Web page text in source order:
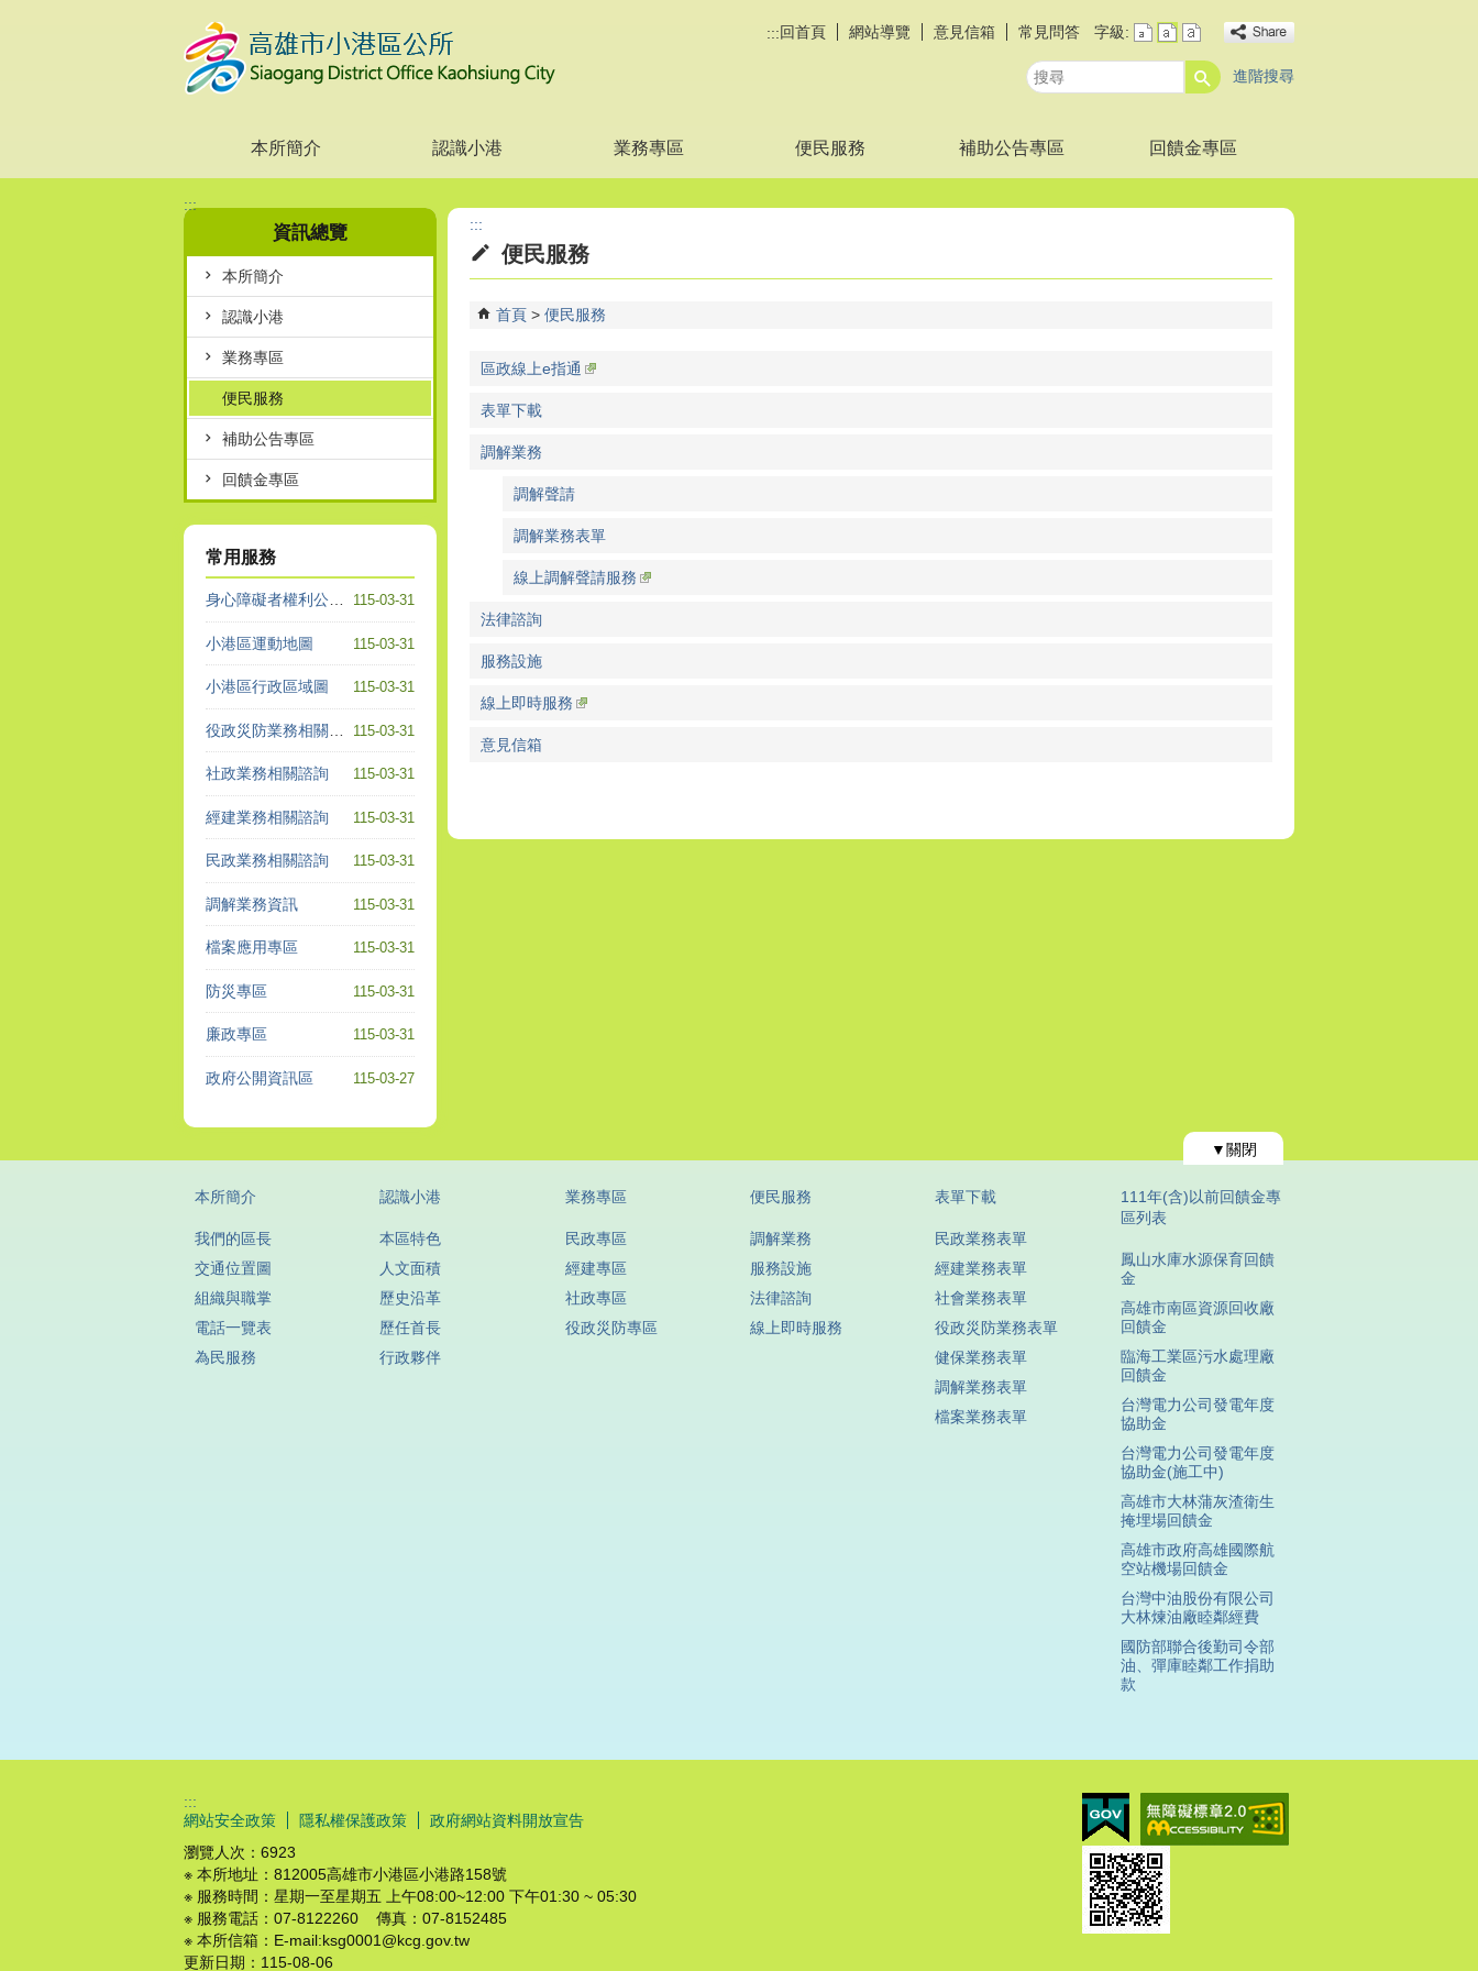
:::回首頁 網站導覽 意見信箱 常見問答 字級:
搜
進階搜尋
本所簡介 認識小港 業務專區 便民服務 補助公告專區 回饋金專區
:::
資訊總覽
本所簡介
認識小港
業務專區
便民服務
補助公告專區
回饋金專區
常用服務
115-03-31
身心障礙者權利公約專區
115-03-31
小港區運動地圖
115-03-31
小港區行政區域圖
115-03-31
役政災防業務相關諮詢
115-03-31
社政業務相關諮詢
115-03-31
經建業務相關諮詢
115-03-31
民政業務相關諮詢
115-03-31
調解業務資訊
115-03-31
檔案應用專區
115-03-31
防災專區
115-03-31
廉政專區
115-03-27
政府公開資訊區
:::
便民服務
首頁 便民服務
區政線上e指通
表單下載
調解業務
調解聲請
調解業務表單
線上調解聲請服務
法律諮詢
服務設施
線上即時服務
意見信箱
▼關閉
本所簡介
我們的區長
交通位置圖
組織與職掌
電話一覽表
為民服務
認識小港
本區特色
人文面積
歷史沿革
歷任首長
行政夥伴
業務專區
民政專區
經建專區
社政專區
役政災防專區
便民服務
調解業務
服務設施
法律諮詢
線上即時服務
表單下載
民政業務表單
經建業務表單
社會業務表單
役政災防業務表單
健保業務表單
調解業務表單
檔案業務表單
111年(含)以前回饋金專
區列表
鳳山水庫水源保育回饋
金
高雄市南區資源回收廠
回饋金
臨海工業區污水處理廠
回饋金
台灣電力公司發電年度
協助金
台灣電力公司發電年度
協助金(施工中)
高雄市大林蒲灰渣衛生
掩埋場回饋金
高雄市政府高雄國際航
空站機場回饋金
台灣中油股份有限公司
大林煉油廠睦鄰經費
國防部聯合後勤司令部
油、彈庫睦鄰工作捐助
款
:::
網站安全政策
隱私權保護政策
政府網站資料開放宣告
瀏覽人次： 6923
※ 本所地址：812005高雄市小港區小港路158號
※ 服務時間：星期一至星期五 上午08:00~12:00 下午01:30 ~ 05:30
※ 服務電話：07-8122260 傳真：07-8152485
※ 本所信箱：E-mail:ksg0001@kcg.gov.tw
更新日期： 115-08-06